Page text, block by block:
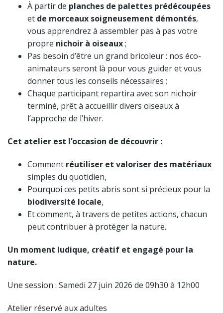
À partir de planches de palettes prédécoupées
et de morceaux soigneusement démontés,
vous apprendrez à assembler pas à pas votre
propre nichoir à oiseaux;
Pas besoin d’être un grand bricoleur : nos éco-
animateurs seront là pour vous guider et vous
donner tous les conseils nécessaires ;
Chaque participant repartira avec son nichoir
terminé, prêt à accueillir divers oiseaux à
l’approche de l’hiver.
Cet atelier est l’occasion de découvrir :
Comment réutiliser et valoriser des matériaux
simples du quotidien,
Pourquoi ces petits abris sont si précieux pour la
biodiversité locale,
Et comment, à travers de petites actions, chacun
peut contribuer à protéger la nature.
Un moment ludique, créatif et engagé pour la
nature.
Une session : Samedi 27 juin 2026 de 09h30 à 12h00
Atelier réservé aux adultes